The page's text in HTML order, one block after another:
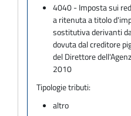
4040 - Imposta sui
a ritenuta a titolo
sostitutiva derivanti
dovuta dal creditore
del Direttore
2010
Tipologie tributi:
altro